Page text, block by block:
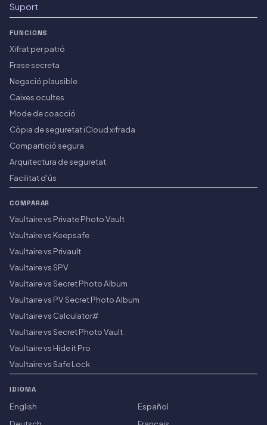
Suport
FUNCIONS
Xifrat per patró
Frase secreta
Negació plausible
Caixes ocultes
Mode de coacció
Còpia de seguretat iCloud xifrada
Compartició segura
Arquitectura de seguretat
Facilitat d'ús
COMPARAR
Vaultaire vs Private Photo Vault
Vaultaire vs Keepsafe
Vaultaire vs Privault
Vaultaire vs SPV
Vaultaire vs Secret Photo Album
Vaultaire vs PV Secret Photo Album
Vaultaire vs Calculator#
Vaultaire vs Secret Photo Vault
Vaultaire vs Hide it Pro
Vaultaire vs Safe Lock
IDIOMA
English
Español